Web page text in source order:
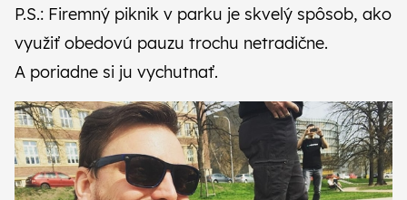
P.S.: Firemný piknik v parku je skvelý spôsob, ako
využiť obedovú pauzu trochu netradične.
A poriadne si ju vychutnať.